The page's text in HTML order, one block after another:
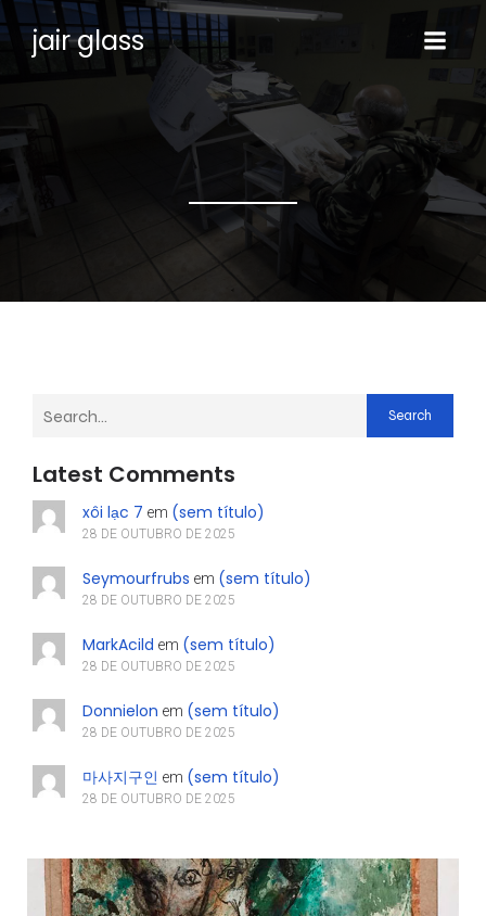
jair glass
Search
Latest Comments
xôi lạc 7 em (sem título)
28 DE OUTUBRO DE 2025
Seymourfrubs em (sem título)
28 DE OUTUBRO DE 2025
MarkAcild em (sem título)
28 DE OUTUBRO DE 2025
Donnielon em (sem título)
28 DE OUTUBRO DE 2025
마사지구인 em (sem título)
28 DE OUTUBRO DE 2025